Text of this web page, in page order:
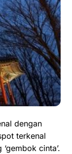
dengan
terkenal
cinta’.